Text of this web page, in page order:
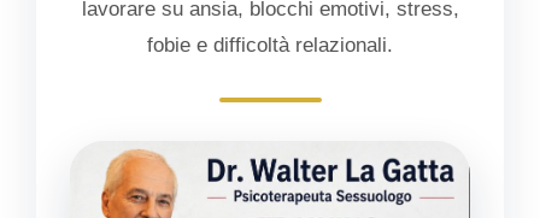
lavorare su ansia, blocchi emotivi, stress,
fobie e difficoltà relazionali.